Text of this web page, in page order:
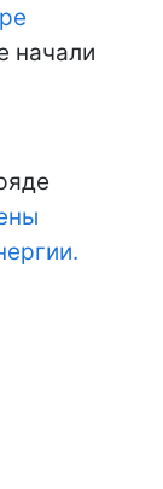
начали